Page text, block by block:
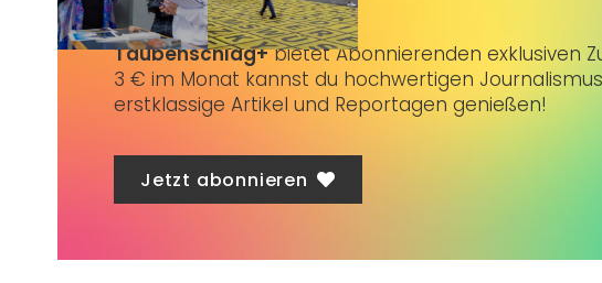
Taubenschlag+bietet Abonnierenden exklusiven
3 € im Monat kannst du hochwertigen
erstklassige Artikel und Reportagen genießen!
Jetzt abonnieren